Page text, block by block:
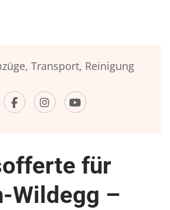
Transport, Reinigung
für
Wildegg –